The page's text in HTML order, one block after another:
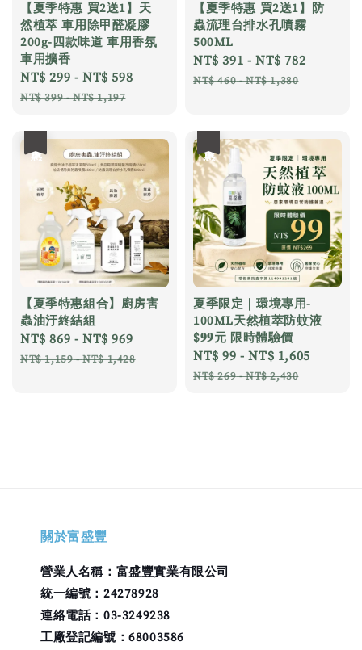
【夏季特惠 買2送1】天
然植萃 車用除甲醛凝膠
200g-四款味道 車用香氛
車用擴香
Sale
price
NT$ 299 -NT$ 598
NT$ 399-NT$ 1,197
【夏季特惠 買2送1】防
蟲流理台排水孔噴霧
500ML
Sale
price
NT$ 391 -NT$ 782
NT$ 460-NT$ 1,380
【夏季特惠組合】廚房害
蟲油汙終結組
Sale
price
NT$ 869 -NT$ 969
NT$ 1,159-NT$ 1,428
夏季限定｜環境專用-
100ML天然植萃防蚊液
$𝟗𝟗元 限時體驗價
Sale
price
NT$ 99 -NT$ 1,605
NT$ 269-NT$ 2,430
關於富盛豐
營業人名稱：富盛豐實業有限公司
統一編號：24278928
連絡電話：03-3249238
工廠登記編號：68003586